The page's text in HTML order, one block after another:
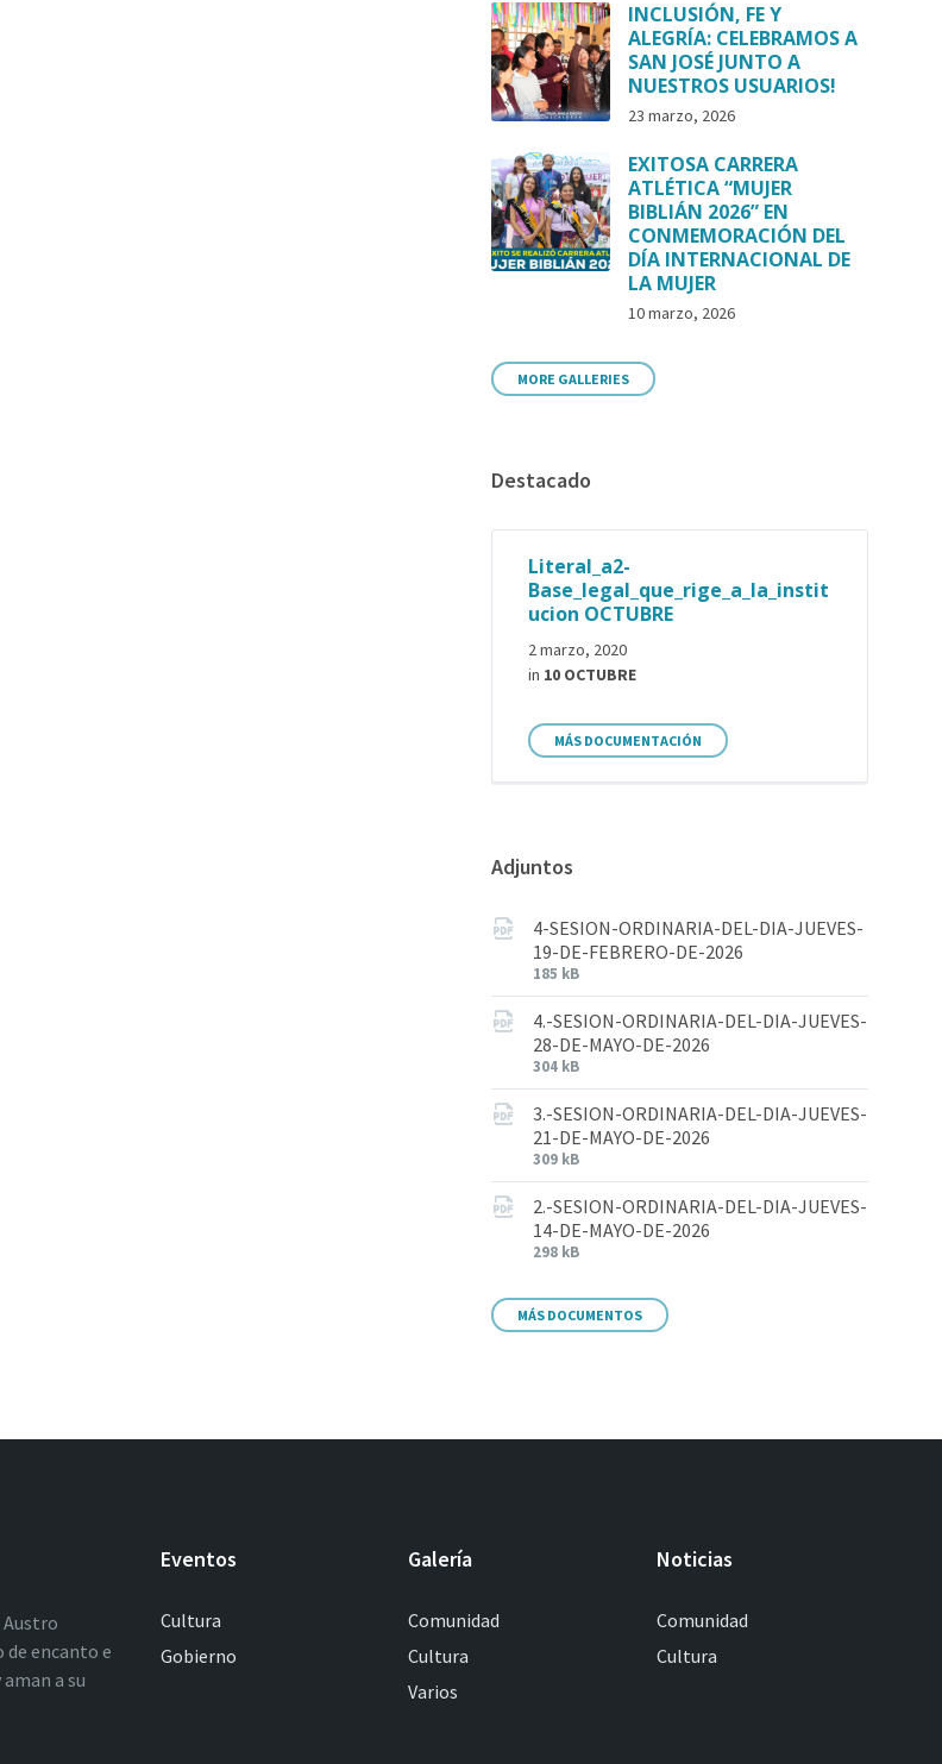
INCLUSIÓN, FE Y
ALEGRÍA: CELEBRAMOS A
SAN JOSÉ JUNTO A
NUESTROS USUARIOS!
23 marzo, 2026
EXITOSA CARRERA
ATLÉTICA “MUJER
BIBLIÁN 2026” EN
CONMEMORACIÓN DEL
DÍA INTERNACIONAL DE
LA MUJER
10 marzo, 2026
MORE GALLERIES
Destacado
Literal_a2-
Base_legal_que_rige_a_la_instit
ucion OCTUBRE
2 marzo, 2020
in 10 OCTUBRE
MÁS DOCUMENTACIÓN
Adjuntos
4-SESION-ORDINARIA-DEL-DIA-JUEVES-
19-DE-FEBRERO-DE-2026
185 kB
4.-SESION-ORDINARIA-DEL-DIA-JUEVES-
28-DE-MAYO-DE-2026
304 kB
3.-SESION-ORDINARIA-DEL-DIA-JUEVES-
21-DE-MAYO-DE-2026
309 kB
2.-SESION-ORDINARIA-DEL-DIA-JUEVES-
14-DE-MAYO-DE-2026
298 kB
MÁS DOCUMENTOS
Austro
encanto e
a su
Eventos
Cultura
Gobierno
Galería
Comunidad
Cultura
Varios
Noticias
Comunidad
Cultura